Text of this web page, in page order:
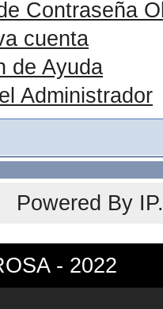
Contraseña
cuenta
de Ayuda
Administrador
Powered By
- 2022